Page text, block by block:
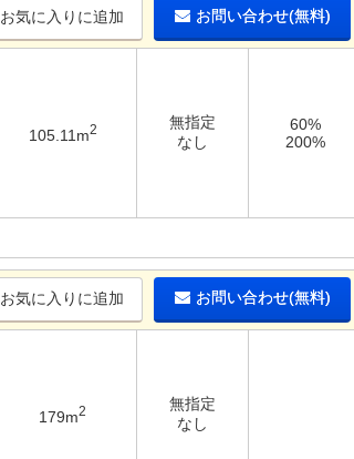
お気に入りに追加 お問い合わせ(無料)
105.11m2
無指定
なし
60%
200%
お気に入りに追加 お問い合わせ(無料)
179m2
無指定
なし